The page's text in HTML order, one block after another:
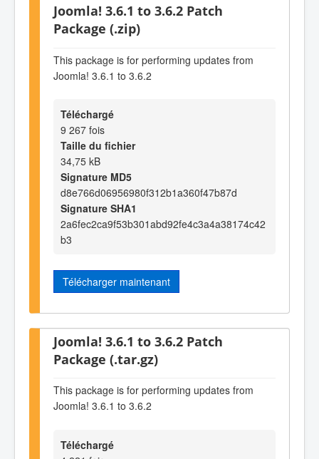
Joomla! 3.6.1 to 3.6.2 Patch
Package (.zip)
This package is for performing updates from
Joomla! 3.6.1 to 3.6.2
Téléchargé
9 267 fois
Taille du fichier
34,75 kB
Signature MD5
d8e766d06956980f312b1a360f47b87d
Signature SHA1
2a6fec2ca9f53b301abd92fe4c3a4a38174c42
b3
Télécharger maintenant
Joomla! 3.6.1 to 3.6.2 Patch
Package (.tar.gz)
This package is for performing updates from
Joomla! 3.6.1 to 3.6.2
Téléchargé